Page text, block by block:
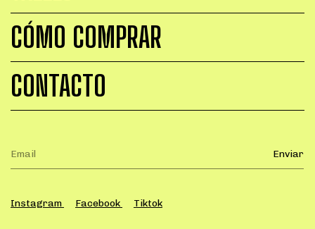
CÓMO COMPRAR
CONTACTO
Instagram Facebook Tiktok